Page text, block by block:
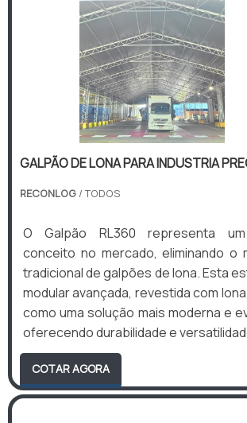
GALPÃO DE LONA PARA INDUSTRIA
RECONLOG / TODOS
O Galpão RL360 representa
conceito no mercado, eliminando o
tradicional de galpões de lona. Esta
modular avançada, revestida com
como uma solução mais moderna e
oferecendo durabilidade e
COTAR AGORA